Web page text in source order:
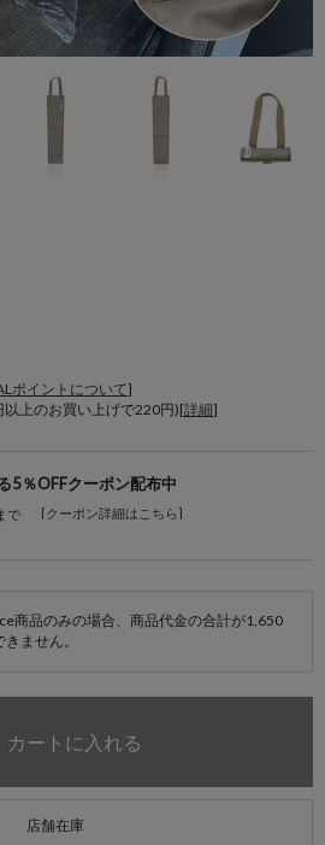
ポイントについて]
上のお買い上げで220円)[詳細]
5％OFFクーポン配布中
で [クーポン詳細はこちら]
商品のみの場合、商品代金の合計が1,650
ません。
店舗在庫